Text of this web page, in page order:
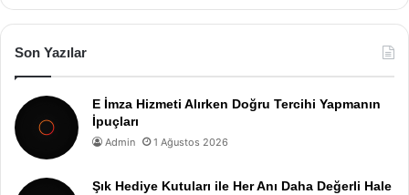
Son Yazılar
E İmza Hizmeti Alırken Doğru Tercihi Yapmanın
İpuçları
Admin 1 Ağustos 2026
Şık Hediye Kutuları ile Her Anı Daha Değerli Hale